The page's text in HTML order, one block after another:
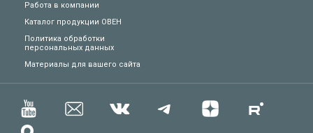
Работа в компании
Каталог продукции ОВЕН
Политика обработки
персональных данных
Материалы для вашего сайта